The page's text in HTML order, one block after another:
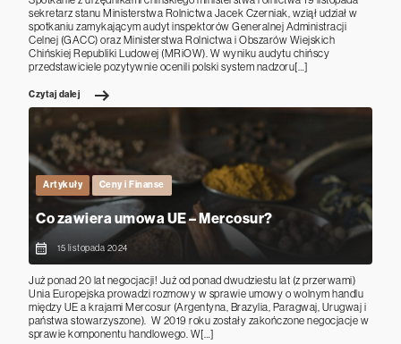
sekretarz stanu Ministerstwa Rolnictwa Jacek Czerniak, wziął udział w
spotkaniu zamykającym audyt inspektorów Generalnej Administracji
Celnej (GACC) oraz Ministerstwa Rolnictwa i Obszarów Wiejskich
Chińskiej Republiki Ludowej (MRiOW). W wyniku audytu chińscy
przedstawiciele pozytywnie ocenili polski system nadzoru[…]
Czytaj dalej
Artykuły Ceny i Finanse
Co zawiera umowa UE – Mercosur?
15 listopada 2024
Już ponad 20 lat negocjacji! Już od ponad dwudziestu lat (z przerwami)
Unia Europejska prowadzi rozmowy w sprawie umowy o wolnym handlu
między UE a krajami Mercosur (Argentyna, Brazylia, Paragwaj, Urugwaj i
państwa stowarzyszone). W 2019 roku zostały zakończone negocjacje w
sprawie komponentu handlowego. W[…]